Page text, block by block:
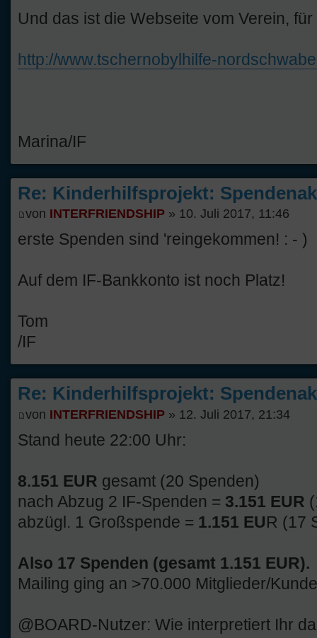
Und das ist die Webseite vom Verein,
http://www.tschernobylhilfe-
Marina/IF
Re: Kinderhilfsprojekt:
von INTERFRIENDSHIP » 10. Juli 2017, 11:46
erste Spenden sind 'reingekommen! : - )
Auf dem IF-Bankkonto ist noch Platz!
Tom
/IF
Re: Kinderhilfsprojekt:
von INTERFRIENDSHIP » 12. Juli 2017, 21:34
Stand heute 22:00 Uhr:
8.151 EUR gesamt (20 Spenden)
nach Abzug 2 IF-Spenden = 3.151 EUR
abzügl. 1 Großspende = 1.151 EUR (17
Also 17 Spenden (gesamt 1.151 EUR).
Mailing ging an >70.000 Mitglieder/
@BOARD-Nutzer: Wie interpretiert Ihr